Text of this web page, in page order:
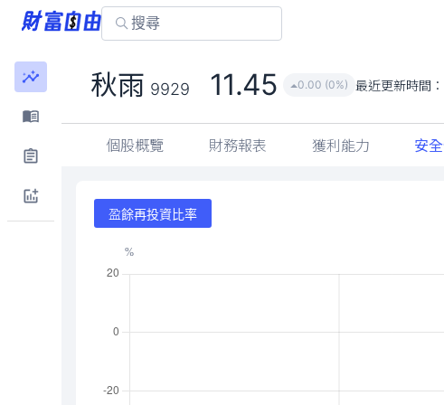
秋雨 9929 11.45 0.00 (0%) 最近更新時間：
個股概覽 財務報表 獲利能力 安
盈餘再投資比率